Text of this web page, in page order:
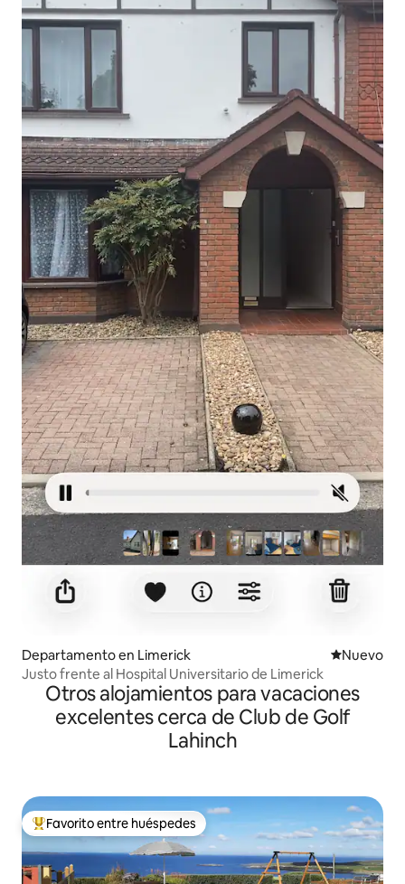
Departamento en Limerick Lugar
Nuevo
Justo frente al Hospital Universitario de Limerick
Otros alojamientos para vacaciones
excelentes cerca de Club de Golf
Lahinch
Favorito entre los huéspedes más destacados
Favorito entre huéspedes